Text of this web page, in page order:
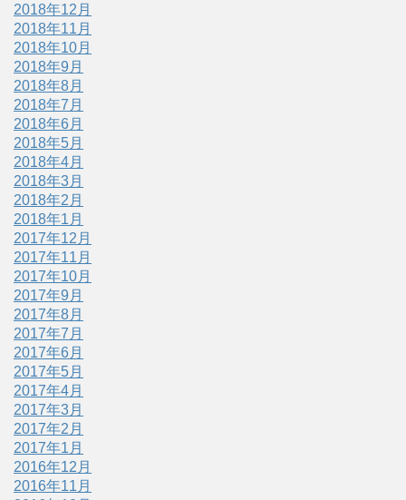
2018年12月
2018年11月
2018年10月
2018年9月
2018年8月
2018年7月
2018年6月
2018年5月
2018年4月
2018年3月
2018年2月
2018年1月
2017年12月
2017年11月
2017年10月
2017年9月
2017年8月
2017年7月
2017年6月
2017年5月
2017年4月
2017年3月
2017年2月
2017年1月
2016年12月
2016年11月